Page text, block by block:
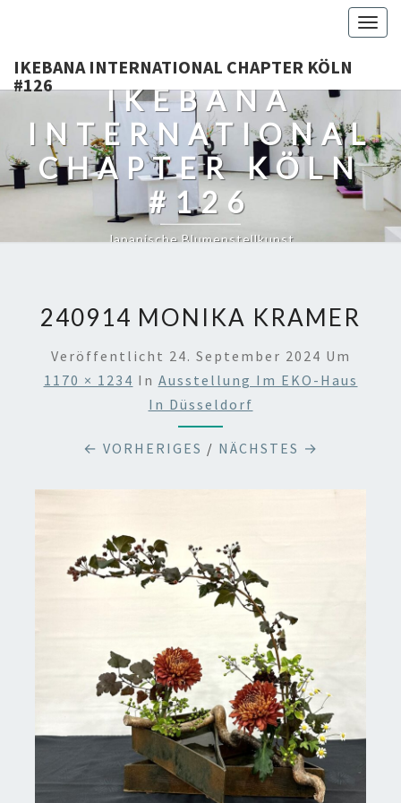
IKEBANA INTERNATIONAL CHAPTER KÖLN
#126
IKEBANA
INTERNATIONAL
CHAPTER KÖLN
#126
Japanische Blumenstellkunst
240914 MONIKA KRAMER
Veröffentlicht 24. September 2024 Um
1170 × 1234 In Ausstellung Im EKO-Haus
In Düsseldorf
← VORHERIGES / NÄCHSTES →